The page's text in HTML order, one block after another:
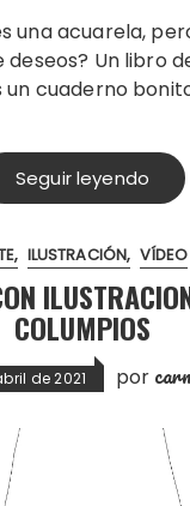
deseos? Un libro
cuaderno
Seguir leyendo
ILUSTRACIÓN VÍDEO
COLUMPIOS
de 2021 por